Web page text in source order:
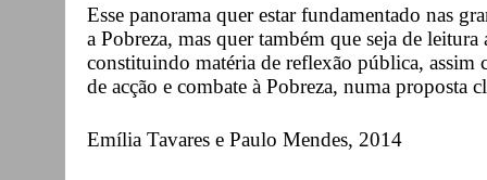
Esse panorama quer estar fundamentado nas
a Pobreza, mas quer também que seja de
constituindo matéria de reflexão pública, assim
de acção e combate à Pobreza, numa proposta
Emília Tavares e Paulo Mendes, 2014